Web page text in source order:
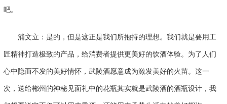
吧。
浦文立：是的，但是这正是我们所抱持的理想。我们就是要用工
匠精神打造极致的产品，给消费者提供更美好的饮酒体验。为了人们
心中隐而不发的美好情怀，武陵酒愿意成为激发美好的火苗。这一
次，送给郴州的神秘见面礼中的花瓶其实就是武陵酒的酒瓶设计，我